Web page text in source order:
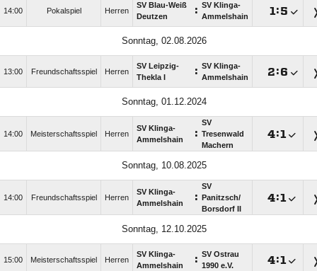
14:00 Pokalspiel Herren
SV Blau-Weiß
Deutzen
: SV Klinga-
Ammelshain
:
Sonntag, 02.08.2026
13:00 Freundschaftsspiel Herren
SV Leipzig-
Thekla I
: SV Klinga-
Ammelshain
:
Sonntag, 01.12.2024
14:00 Meisterschaftsspiel Herren
SV Klinga-
Ammelshain
:
SV
Tresenwald
Machern
:
Sonntag, 10.08.2025
14:00 Freundschaftsspiel Herren
SV Klinga-
Ammelshain
:
SV
Panitzsch/​
Borsdorf II
:
Sonntag, 12.10.2025
15:00 Meisterschaftsspiel Herren
SV Klinga-
Ammelshain
: SV Ostrau
1990 e.V.
: